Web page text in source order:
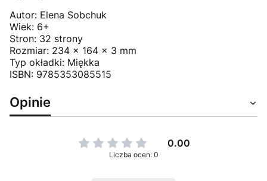
Autor: Elena Sobchuk
Wiek: 6+
Stron: 32 strony
Rozmiar: 234 x 164 x 3 mm
Typ okładki: Miękka
ISBN: 9785353085515
Opinie
0.00
Liczba ocen: 0